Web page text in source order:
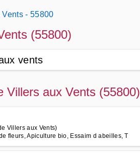
- 55800
(55800)
vents
Villers aux Vents (55800)
Villers aux Vents)
fleurs, Apiculture bio, Essaim d abeilles, T